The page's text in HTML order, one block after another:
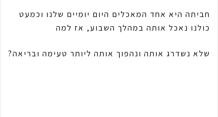
חביתה היא אחד המאכלים היום יומיים שלנו וכמעט
כולנו נאכל אותה במהלך השבוע, אז למה
שלא נשדרג אותה ונהפוך אותה ליותר טעימה ובריאה?